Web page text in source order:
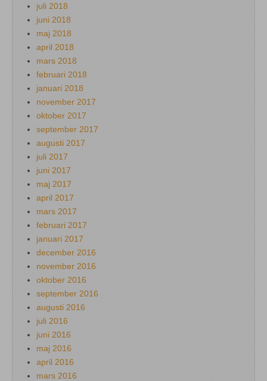
juli 2018
juni 2018
maj 2018
april 2018
mars 2018
februari 2018
januari 2018
november 2017
oktober 2017
september 2017
augusti 2017
juli 2017
juni 2017
maj 2017
april 2017
mars 2017
februari 2017
januari 2017
december 2016
november 2016
oktober 2016
september 2016
augusti 2016
juli 2016
juni 2016
maj 2016
april 2016
mars 2016